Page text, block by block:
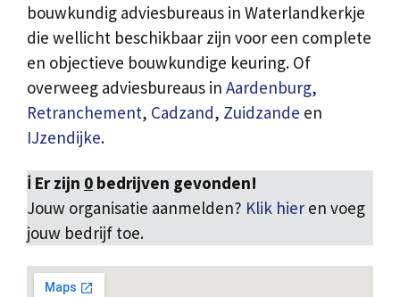
bouwkundig adviesbureaus in Waterlandkerkje
die wellicht beschikbaar zijn voor een complete
en objectieve bouwkundige keuring. Of
overweeg adviesbureaus in Aardenburg,
Retranchement, Cadzand, Zuidzande en
IJzendijke.
ℹ️ Er zijn 0 bedrijven gevonden!
Jouw organisatie aanmelden? Klik hier en voeg
jouw bedrijf toe.